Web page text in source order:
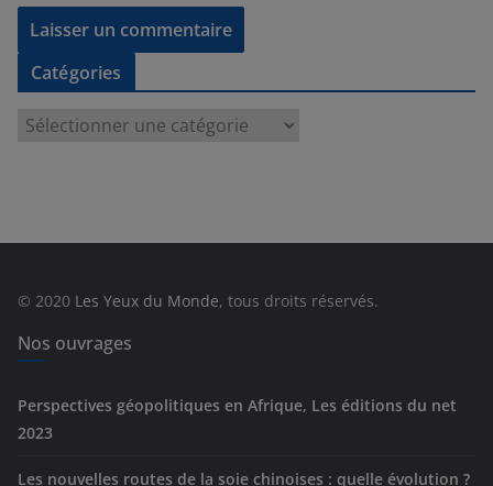
Catégories
e
s
© 2020 Les Yeux du Monde, tous droits réservés.
Nos ouvrages
Perspectives géopolitiques en Afrique, Les éditions du net
2023
Les nouvelles routes de la soie chinoises : quelle évolution ?